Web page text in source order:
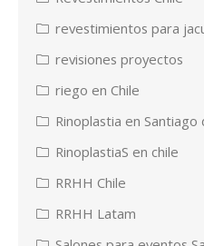
revestimientos para
revisiones proyectos
riego en Chile
Rinoplastia en Santiago
RinoplastiaS en chile
RRHH Chile
RRHH Latam